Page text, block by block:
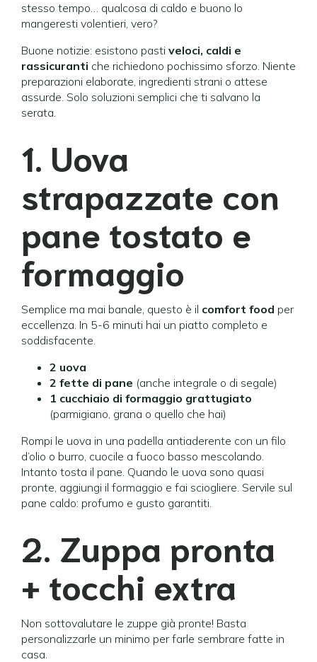
stesso tempo… qualcosa di caldo e buono lo
mangeresti volentieri, vero?
Buone notizie: esistono pasti veloci, caldi e
rassicuranti che richiedono pochissimo sforzo. Niente
preparazioni elaborate, ingredienti strani o attese
assurde. Solo soluzioni semplici che ti salvano la
serata.
1. Uova
strapazzate con
pane tostato e
formaggio
Semplice ma mai banale, questo è il comfort food per
eccellenza. In 5-6 minuti hai un piatto completo e
soddisfacente.
2 uova
2 fette di pane (anche integrale o di segale)
1 cucchiaio di formaggio grattugiato
(parmigiano, grana o quello che hai)
Rompi le uova in una padella antiaderente con un filo
d’olio o burro, cuocile a fuoco basso mescolando.
Intanto tosta il pane. Quando le uova sono quasi
pronte, aggiungi il formaggio e fai sciogliere. Servile sul
pane caldo: profumo e gusto garantiti.
2. Zuppa pronta
+ tocchi extra
Non sottovalutare le zuppe già pronte! Basta
personalizzarle un minimo per farle sembrare fatte in
casa.